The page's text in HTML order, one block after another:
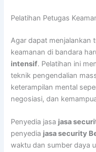
Pelatihan Petugas
Agar dapat menjalankan
keamanan di bandara
intensif. Pelatihan ini
teknik pengendalian
keterampilan mental
negosiasi, dan
Penyedia jasa jasa
penyedia jasa security
waktu dan sumber daya